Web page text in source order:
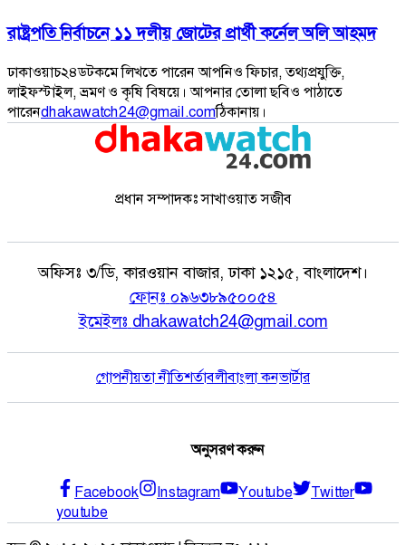
রাষ্ট্রপতি নির্বাচনে ১১ দলীয় জোটের প্রার্থী কর্নেল অলি আহমদ
ঢাকাওয়াচ২৪ডটকমে লিখতে পারেন আপনিও ফিচার, তথ্যপ্রযুক্তি,
লাইফস্টাইল, ভ্রমণ ও কৃষি বিষয়ে। আপনার তোলা ছবিও পাঠাতে
পারেনdhakawatch24@gmail.comঠিকানায়।
প্রধান সম্পাদকঃ সাখাওয়াত সজীব
অফিসঃ ৩/ডি, কারওয়ান বাজার, ঢাকা ১২১৫, বাংলাদেশ।
ফোনঃ ০৯৬৩৮৯৫০০৫৪
ইমেইলঃ dhakawatch24@gmail.com
গোপনীয়তা নীতিশর্তাবলীবাংলা কনভার্টার
অনুসরণ করুন
Facebook Instagram Youtube
Twitter
youtube